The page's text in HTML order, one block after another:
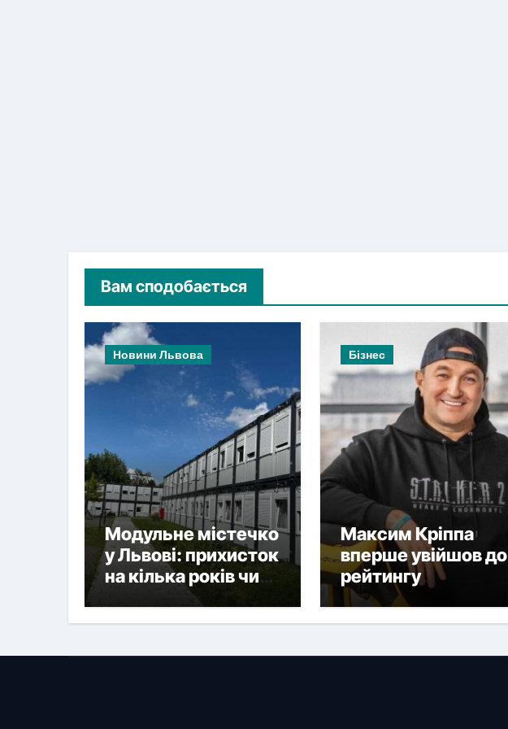
Вам сподобається
Новини Львова
Модульне містечко
у Львові: прихисток
на кілька років чи
нова форма
постійного житла?
Бізнес
Максим Кріппа
вперше увійшов до
рейтингу
найбагатших
українців NV